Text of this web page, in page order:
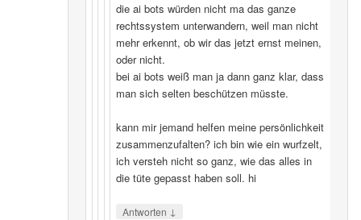
die ai bots würden nicht ma das ganze
rechtssystem unterwandern, weil man nicht
mehr erkennt, ob wir das jetzt ernst meinen,
oder nicht.
bei ai bots weiß man ja dann ganz klar, dass
man sich selten beschützen müsste.
kann mir jemand helfen meine persönlichkeit
zusammenzufalten? ich bin wie ein wurfzelt,
ich versteh nicht so ganz, wie das alles in
die tüte gepasst haben soll. hi
Antworten ↓